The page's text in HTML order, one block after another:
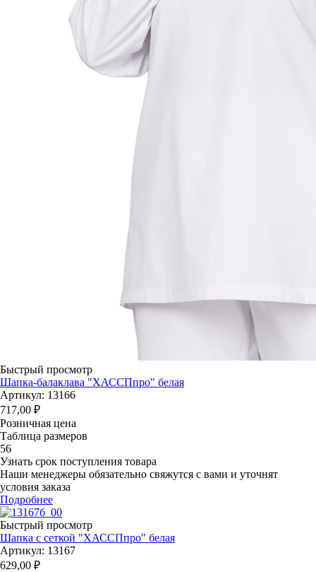
Быстрый просмотр
Шапка-балаклава "ХАССПпро" белая
Артикул: 13166
717,00 ₽
Розничная цена
Таблица размеров
56
Узнать срок поступления товара
Наши менеджеры обязательно свяжутся с вами и уточнят
условия заказа
Подробнее
Быстрый просмотр
Шапка с сеткой "ХАССПпро" белая
Артикул: 13167
629,00 ₽